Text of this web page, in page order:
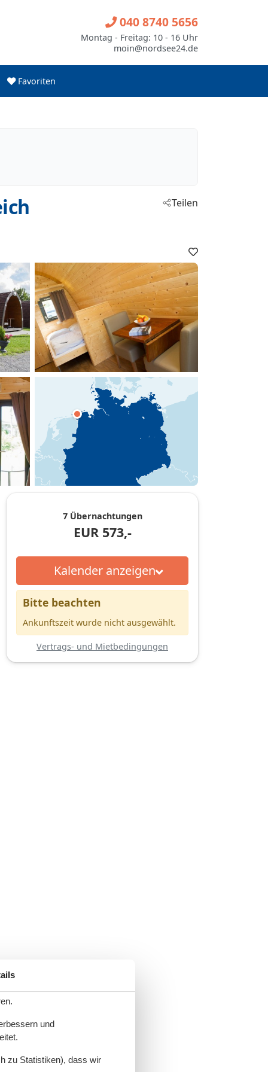
Favoriten
040 8740 5656
Montag - Freitag: 10 - 16 Uhr
moin@nordsee24.de
Teilen
7 Übernachtungen
EUR 573,-
Kalender anzeigen
Bitte beachten
Ankunftszeit wurde nicht ausgewählt.
Vertrags- und Mietbedingungen
und
zu Statistiken), dass wir